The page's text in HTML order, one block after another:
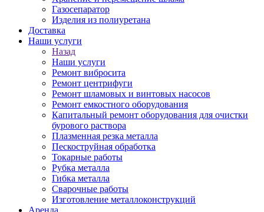
Газосепаратор
Изделия из полиуретана
Доставка
Наши услуги
Назад
Наши услуги
Ремонт вибросита
Ремонт центрифуги
Ремонт шламовых и винтовых насосов
Ремонт емкостного оборудования
Капитальный ремонт оборудования для очистки
бурового раствора
Плазменная резка металла
Пескоструйная обработка
Токарные работы
Рубка металла
Гибка металла
Сварочные работы
Изготовление металлоконструкций